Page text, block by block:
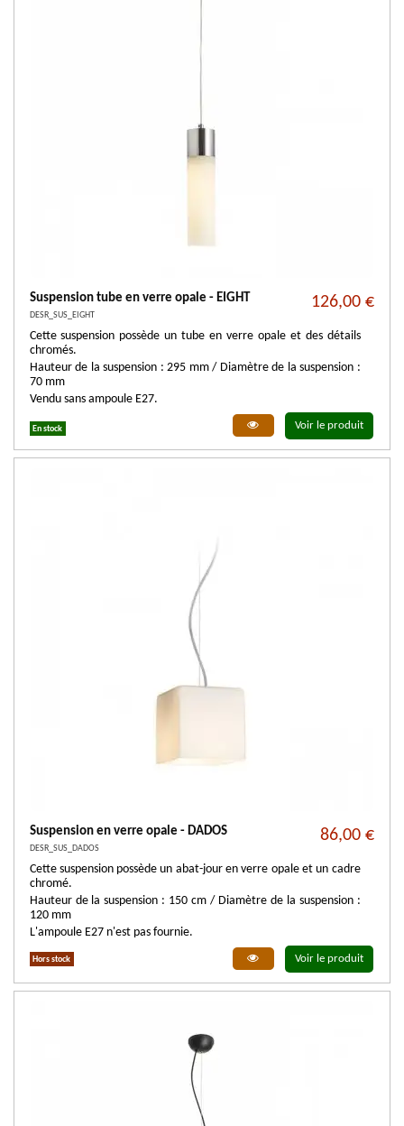
Suspension tube en verre opale - EIGHT
DESR_SUS_EIGHT
126,00 €
Cette suspension possède un tube en verre opale et des détails
chromés.
Hauteur de la suspension : 295 mm / Diamètre de la suspension :
70 mm
Vendu sans ampoule E27.
En stock Voir le produit
Suspension en verre opale - DADOS
DESR_SUS_DADOS
86,00 €
Cette suspension possède un abat-jour en verre opale et un cadre
chromé.
Hauteur de la suspension : 150 cm / Diamètre de la suspension :
120 mm
L'ampoule E27 n'est pas fournie.
Hors stock Voir le produit